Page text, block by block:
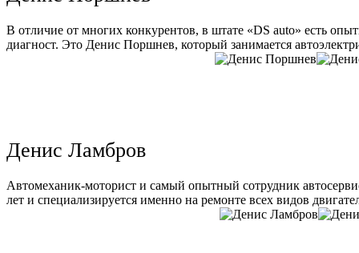
В отличие от многих конкурентов, в штате «DS auto» есть
диагност. Это Денис Поршнев, который занимается
Денис Ламбров
Автомеханик-моторист и самый опытный сотрудник
лет и специализируется именно на ремонте всех видов